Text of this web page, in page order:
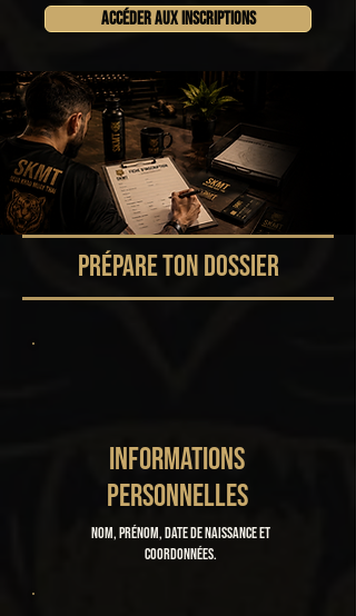
ACCÉDER AUX INSCRIPTIONS
PRÉPARE TON DOSSIER
INFORMATIONS
PERSONNELLES
Nom, prénom, date de naissance et
coordonnées.